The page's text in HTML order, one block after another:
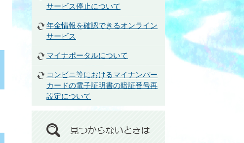
サービス停止について
年金情報を確認できるオンライン
サービス
マイナポータルについて
コンビニ等におけるマイナンバー
カードの電子証明書の暗証番号再
設定について